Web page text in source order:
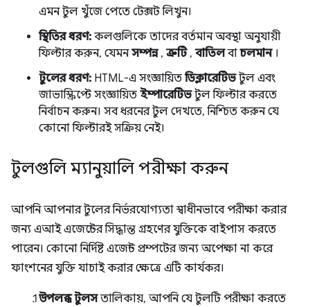
এমন টুল খুঁজে পেতে টেক্সট লিখুন।
স্থিতির ধরণ: কলগুলিকে তাদের বর্তমান অবস্থা অনুযায়ী
ফিল্টার করুন, যেমনসম্পন্ন, ত্রুটি, বাতিলবাচলমান।
টুলের ধরণ: HTML-এ সংজ্ঞায়িতডিক্লারেটিভটুল এবং
জাভাস্ক্রিপ্টে সংজ্ঞায়িত ইম্পারেটিভটুল ফিল্টার করতে
নির্বাচন করুন। সব ধরনের টুল দেখতে, নিশ্চিত করুন যে
কোনো ফিল্টারই সক্রিয় নেই।
টুলগুলি ম্যানুয়ালি পরীক্ষা করুন
আপনি আপনার টুলের নির্ভরযোগ্যতা স্বাধীনভাবে পরীক্ষা করার
জন্য এআই এজেন্টের সিদ্ধান্ত গ্রহণের যুক্তিকে বাইপাস করতে
পারেন। কোনো নির্দিষ্ট এজেন্ট প্রম্পটের জন্য অপেক্ষা না করে
ফাংশনের যুক্তি যাচাই করার ক্ষেত্রে এটি কার্যকর।
উপলব্ধ টুলসতালিকায়, আপনি যে টুলটি পরীক্ষা করতে